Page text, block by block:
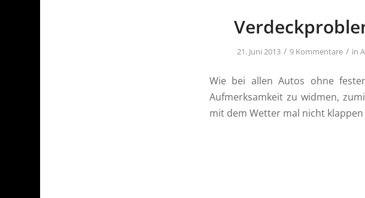
21. Juni 2013 / 9 Kommentare / in
Wie bei allen Autos ohne
Aufmerksamkeit zu widmen,
mit dem Wetter mal nicht